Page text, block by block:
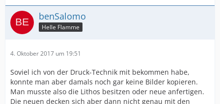
benSalomo
Helle Flamme
4. Oktober 2017 um 19:51
Soviel ich von der Druck-Technik mit bekommen habe,
konnte man aber damals noch gar keine Bilder kopieren.
Man musste also die Lithos besitzen oder neue anfertigen.
Die neuen decken sich aber dann nicht genau mit den